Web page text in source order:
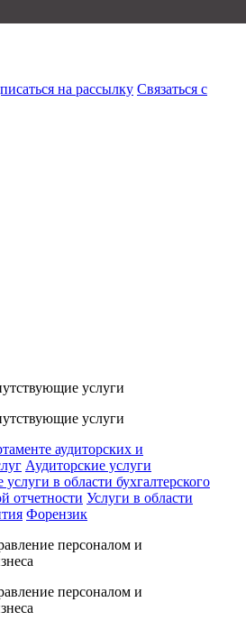
на рассылку Связаться с
услуги
услуги
аудиторских и
Аудиторские услуги
в области бухгалтерского
отчетности Услуги в области
Форензик
персоналом и
персоналом и